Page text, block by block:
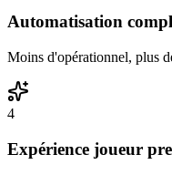
Automatisation
Moins d'opérationnel, plus
4
Expérience joueur